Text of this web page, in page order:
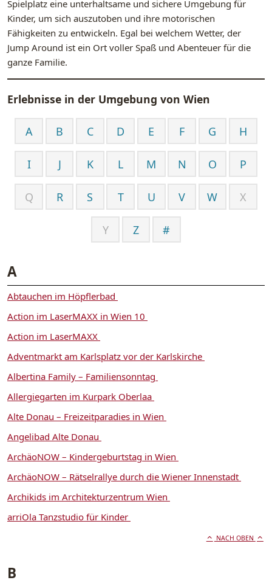
Spielplatz eine unterhaltsame und sichere Umgebung für
Kinder, um sich auszutoben und ihre motorischen
Fähigkeiten zu entwickeln. Egal bei welchem Wetter, der
Jump Around ist ein Ort voller Spaß und Abenteuer für die
ganze Familie.
Erlebnisse in der Umgebung von Wien
A B C D E F G H
I J K L M N O P
Q R S T U V W X
Y Z #
A
Abtauchen im Höpflerbad
Action im LaserMAXX in Wien 10
Action im LaserMAXX
Adventmarkt am Karlsplatz vor der Karlskirche
Albertina Family – Familiensonntag
Allergiegarten im Kurpark Oberlaa
Alte Donau – Freizeitparadies in Wien
Angelibad Alte Donau
ArchäoNOW – Kindergeburtstag in Wien
ArchäoNOW – Rätselrallye durch die Wiener Innenstadt
Archikids im Architekturzentrum Wien
arriOla Tanzstudio für Kinder
NACH OBEN
B